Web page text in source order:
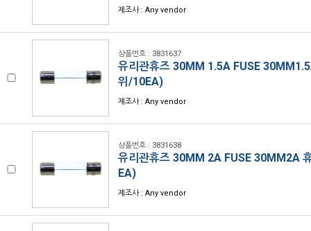
제조사 : Any vendor
상품번호 : 3831637
유리관휴즈 30MM 1.5A FUSE
위/10EA)
제조사 : Any vendor
상품번호 : 3831638
유리관휴즈 30MM 2A FUSE 30MM2A
EA)
제조사 : Any vendor